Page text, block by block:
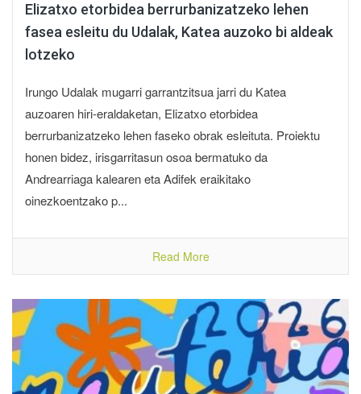
Elizatxo etorbidea berrurbanizatzeko lehen
fasea esleitu du Udalak, Katea auzoko bi aldeak
lotzeko
Irungo Udalak mugarri garrantzitsua jarri du Katea
auzoaren hiri-eraldaketan, Elizatxo etorbidea
berrurbanizatzeko lehen faseko obrak esleituta. Proiektu
honen bidez, irisgarritasun osoa bermatuko da
Andrearriaga kalearen eta Adifek eraikitako
oinezkoentzako p...
Read More